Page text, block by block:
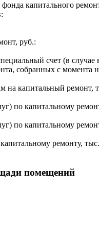
капитального
руб.:
счет (в
собранных с момента
на капитальный ремонт,
по капитальному
по капитальному
ремонту,
помещений